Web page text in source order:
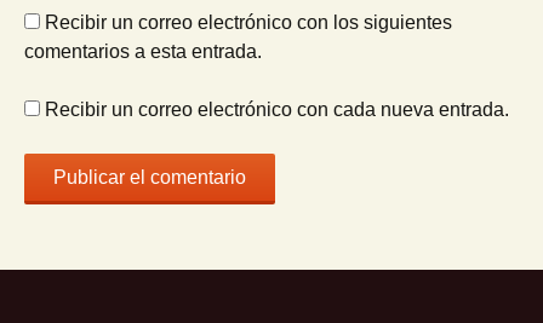
Recibir un correo electrónico con los siguientes
comentarios a esta entrada.
Recibir un correo electrónico con cada nueva entrada.